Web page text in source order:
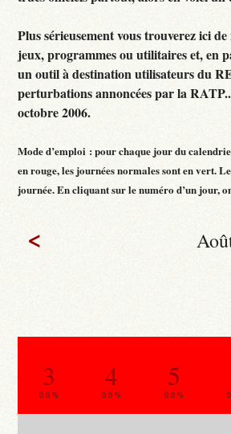
Plus sérieusement vous trouverez ici
jeux, programmes ou utilitaires et, en
un outil à destination utilisateurs du
perturbations annoncées par la
octobre 2006.
Mode d’emploi : pour chaque jour du
en rouge, les journées normales sont en vert.
journée. En cliquant sur le numéro d’un jour,
<
3
0.0 %
4
0.0 %
5
0.0 %